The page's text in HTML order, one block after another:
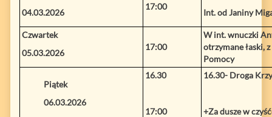
04.03.2026
17:00
Int. od Janiny
Czwartek
05.03.2026
17:00
W int. wnuczki
otrzymane łaski,
Pomocy
Piątek
06.03.2026
16.30
17:00
16.30- Droga
+Za dusze w